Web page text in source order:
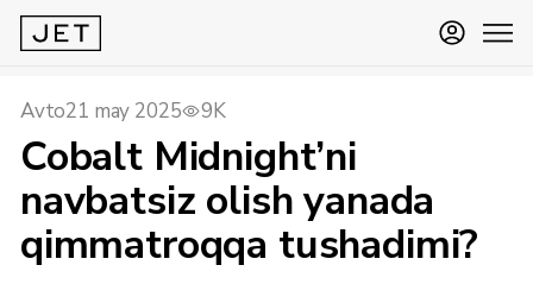
Avto21 may 2025 9K
Cobalt Midnight’ni
navbatsiz olish yanada
qimmatroqqa tushadimi?